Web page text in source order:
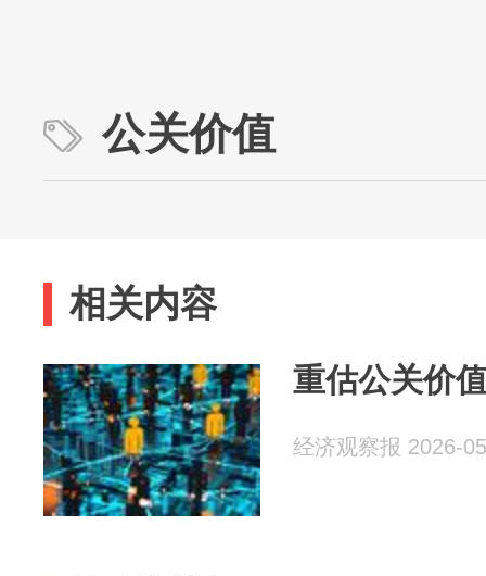
公关价值
相关内容
重估公关价
经济观察报 2026-